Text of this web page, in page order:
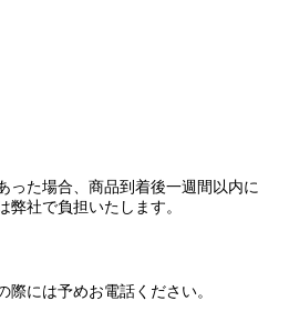
った場合、商品到着後一週間以内に
弊社で負担いたします。
には予めお電話ください。